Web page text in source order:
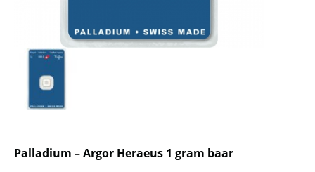
Palladium – Argor Heraeus 1 gram baar